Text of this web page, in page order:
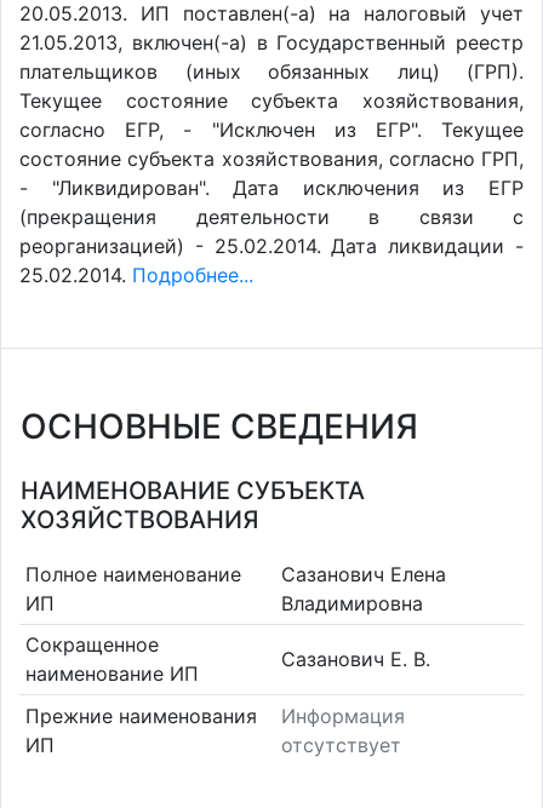
20.05.2013. ИП поставлен(-a) на налоговый учет
21.05.2013, включен(-a) в Государственный реестр
плательщиков (иных обязанных лиц) (ГРП).
Текущее состояние субъекта хозяйствования,
согласно ЕГР, - "Исключен из ЕГР". Текущее
состояние субъекта хозяйствования, согласно ГРП,
- "Ликвидирован". Дата исключения из ЕГР
(прекращения деятельности в связи с
реорганизацией) - 25.02.2014. Дата ликвидации -
25.02.2014. Подробнее...
ОСНОВНЫЕ СВЕДЕНИЯ
НАИМЕНОВАНИЕ СУБЪЕКТА
ХОЗЯЙСТВОВАНИЯ
Полное наименование
ИП
Сазанович Елена
Владимировна
Сокращенное
наименование ИП
Сазанович Е. В.
Прежние наименования
ИП
Информация
отсутствует